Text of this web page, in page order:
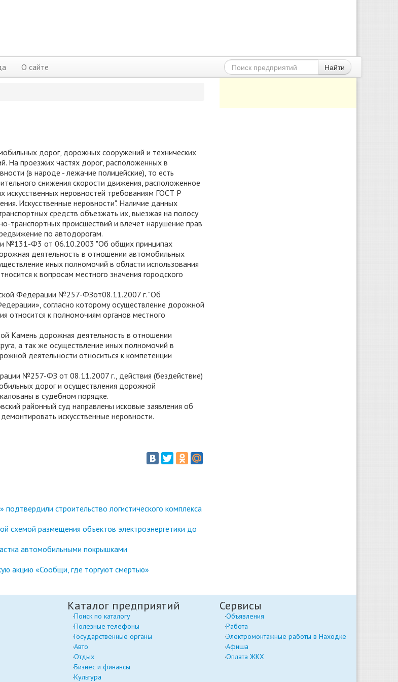
О сайте Найти
дорог, дорожных сооружений и технических
На проезжих частях дорог, расположенных в
(в народе - лежачие полицейские), то есть
снижения скорости движения, расположенное
искусственных неровностей требованиям ГОСТ Р
Искусственные неровности". Наличие данных
средств объезжать их, выезжая на полосу
транспортных происшествий и влечет нарушение прав
по автодорогам.
№131-Ф3 от 06.10.2003 "Об общих принципах
деятельность в отношении автомобильных
иных полномочий в области использования
к вопросам местного значения городского
Федерации №257-ФЗот08.11.2007 г. "Об
согласно которому осуществление дорожной
относится к полномочиям органов местного
Камень дорожная деятельность в отношении
а так же осуществление иных полномочий в
деятельности относиться к компетенции
№257-ФЗ от 08.11.2007 г., действия (бездействие)
дорог и осуществления дорожной
в судебном порядке.
районный суд направлены исковые заявления об
искусственные неровности.
строительство логистического комплекса
схемой размещения объектов электроэнергетики до
автомобильными покрышками
акцию «Сообщи, где торгуют смертью»
Каталог предприятий
Поиск по каталогу
Полезные телефоны
Государственные органы
Авто
Отдых
Бизнес и финансы
Культура
Сервисы
Объявления
Работа
Электромонтажные работы в Находке
Афиша
Оплата ЖКХ